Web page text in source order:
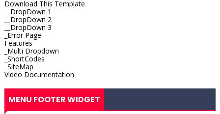
Download This Template
__DropDown 1
__DropDown 2
__DropDown 3
_Error Page
Features
_Multi Dropdown
_ShortCodes
_SiteMap
Video Documentation
MENU FOOTER WIDGET